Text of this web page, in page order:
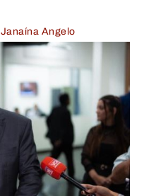
Janaína Angelo